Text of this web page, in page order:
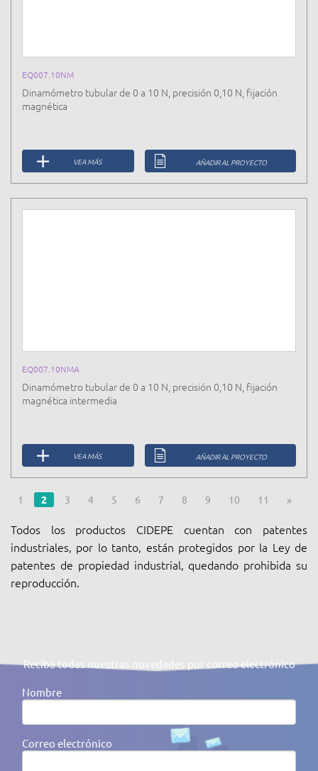
EQ007.10NM
Dinamómetro tubular de 0 a 10 N, precisión 0,10 N, fijación
magnética
VEA MÁS AÑADIR AL PROYECTO
EQ007.10NMA
Dinamómetro tubular de 0 a 10 N, precisión 0,10 N, fijación
magnética intermedia
VEA MÁS AÑADIR AL PROYECTO
1 2 3 4 5 6 7 8 9 10 11 »
Todos los productos CIDEPE cuentan con patentes
industriales, por lo tanto, están protegidos por la Ley de
patentes de propiedad industrial, quedando prohibida su
reproducción.
Reciba todas nuestras novedades por correo electrónico
Nombre
Correo electrónico